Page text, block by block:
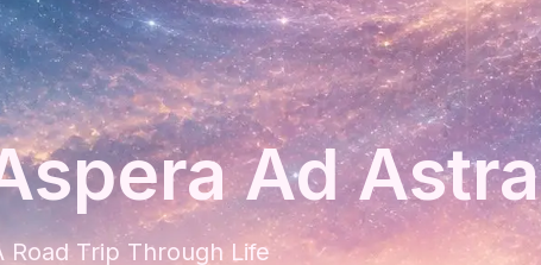
Ad Astra
Road Trip Through Life